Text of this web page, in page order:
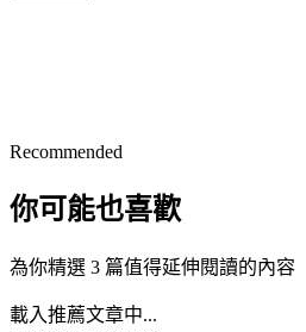
Recommended
你可能也喜歡
為你精選 3 篇值得延伸閱讀的內容
載入推薦文章中...